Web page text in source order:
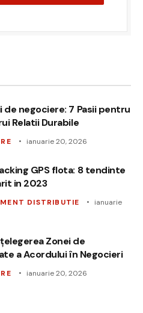
de negociere: 7 Pasii pentru
Relatii Durabile
ianuarie 20, 2026
GPS flota: 8 tendinte
in 2023
DISTRIBUTIE
ianuarie
Zonei de
a Acordului în Negocieri
ianuarie 20, 2026